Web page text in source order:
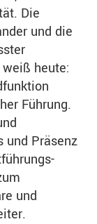
Die
und die
heute:
Führung.
und Präsenz
und